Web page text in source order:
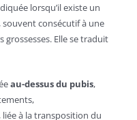
lorsqu’il existe un
consécutif à une
grossesses. Elle se traduit
au-dessus du pubis,
, liée à la transposition du